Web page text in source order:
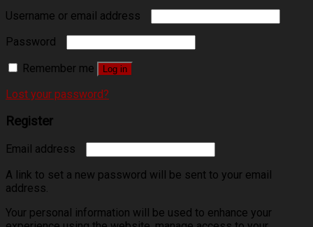
Username or email address
Password
Remember me
Log in
Lost your password?
Register
Email address
A link to set a new password will be sent to your email
address.
Your personal information will be used to enhance your